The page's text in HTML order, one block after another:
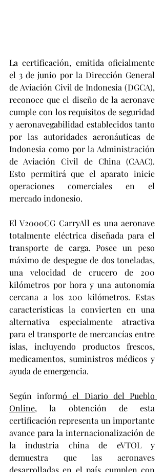
La certificación, emitida oficialmente
el 3 de junio por la Dirección General
de Aviación Civil de Indonesia (DGCA),
reconoce que el diseño de la aeronave
cumple con los requisitos de seguridad
y aeronavegabilidad establecidos tanto
por las autoridades aeronáuticas de
Indonesia como por la Administración
de Aviación Civil de China (CAAC).
Esto permitirá que el aparato inicie
operaciones comerciales en el
mercado indonesio.
El V2000CG CarryAll es una aeronave
totalmente eléctrica diseñada para el
transporte de carga. Posee un peso
máximo de despegue de dos toneladas,
una velocidad de crucero de 200
kilómetros por hora y una autonomía
cercana a los 200 kilómetros. Estas
características la convierten en una
alternativa especialmente atractiva
para el transporte de mercancías entre
islas, incluyendo productos frescos,
medicamentos, suministros médicos y
ayuda de emergencia.
Según informó el Diario del Pueblo
Online, la obtención de esta
certificación representa un importante
avance para la internacionalización de
la industria china de eVTOL y
demuestra que las aeronaves